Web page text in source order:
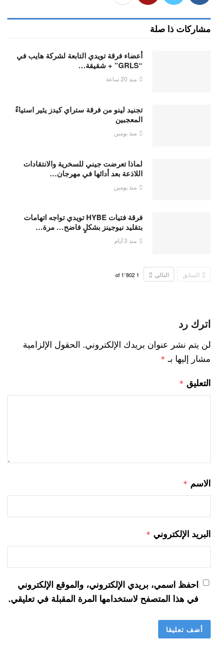
مشاركات ذا صلة
أعضاء فرقة تويدي التابعة لشركة هايب في
“GRLS” + شقيقة…
منذ 20 ساعة
تجنيد لينو من فرقة ستراي كيدز يثير استياءً
المعجبين
منذ يومين
لماذا تعرضت جيني للسخرية والانتقادات
اللاذعة بعد أدائها في مهرجان…
منذ يومين
فرقة فتيات HYBE تويدي تواجه اتهامات
بتقليد نيوجينز بشكلٍ فاضح… مرة…
منذ 3 أيام
السابق التالي 1 1٬802
اترك رد
لن يتم نشر عنوان بريدك الإلكتروني. الحقول الإلزامية
مشار إليها بـ *
التعليق *
الاسم *
البريد الإلكتروني *
احفظ اسمي، بريدي الإلكتروني، والموقع الإلكتروني
في هذا المتصفح لاستخدامها المرة المقبلة في تعليقي.